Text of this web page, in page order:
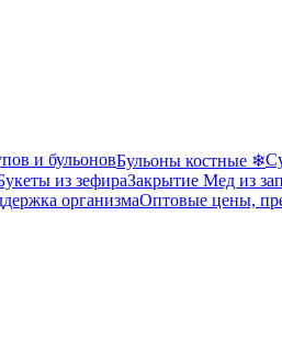
и бульоновБульоны костные ❄
из зефираЗакрытие Мед из
организмаОптовые цены,